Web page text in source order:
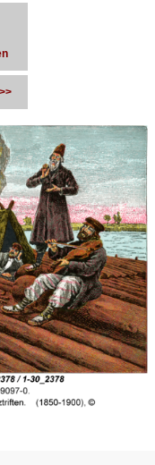
>>